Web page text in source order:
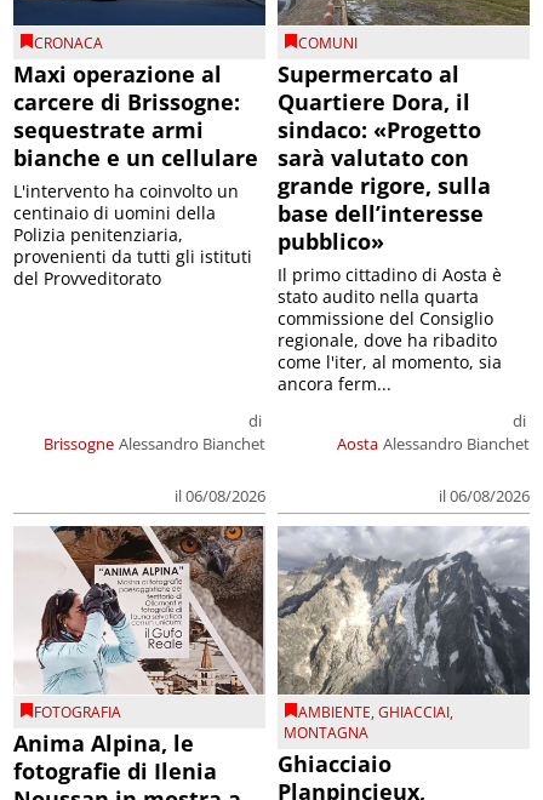
CRONACA
Maxi operazione al
carcere di Brissogne:
sequestrate armi
bianche e un cellulare
Brissogne
di
Alessandro Bianchet
il 06/08/2026
L'intervento ha coinvolto un
centinaio di uomini della
Polizia penitenziaria,
provenienti da tutti gli istituti
del Provveditorato
COMUNI
Supermercato al
Quartiere Dora, il
sindaco: «Progetto
sarà valutato con
grande rigore, sulla
base dell’interesse
pubblico»
Aosta
di
Alessandro Bianchet
il 06/08/2026
Il primo cittadino di Aosta è
stato audito nella quarta
commissione del Consiglio
regionale, dove ha ribadito
come l'iter, al momento, sia
ancora ferm...
FOTOGRAFIA
Anima Alpina, le
fotografie di Ilenia
AMBIENTE,GHIACCIAI,
MONTAGNA
Ghiacciaio
Planpincieux,